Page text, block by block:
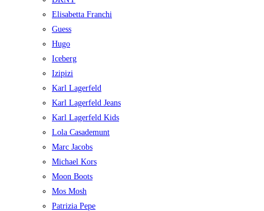
Elisabetta Franchi
Guess
Hugo
Iceberg
Izipizi
Karl Lagerfeld
Karl Lagerfeld Jeans
Karl Lagerfeld Kids
Lola Casademunt
Marc Jacobs
Michael Kors
Moon Boots
Mos Mosh
Patrizia Pepe